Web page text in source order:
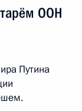
ООН
Путина